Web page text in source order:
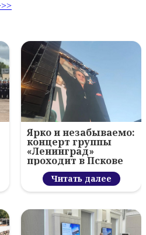
Ярко и незабываемо:
концерт группы
«Ленинград»
проходит в Пскове
Читать далее